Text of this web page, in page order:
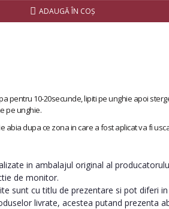
ADAUGĂ ÎN COŞ
pentru 10-20secunde, lipiti pe unghie apoi
pe unghie.
abia dupa ce zona in care a fost aplicat va fi
in ambalajul original al
de monitor.
sunt cu titlu de prezentare si pot diferi
livrate, acestea putand prezenta